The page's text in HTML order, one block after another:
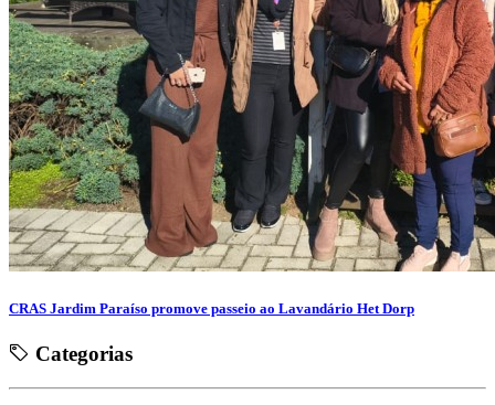
CRAS Jardim Paraíso promove passeio ao Lavandário Het Dorp
Categorias